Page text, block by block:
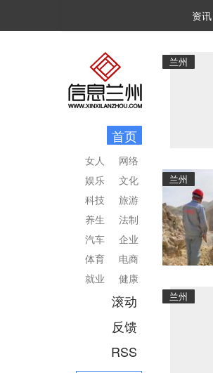
区县
资讯
首页
网络
文化
旅游
法制
企业
电商
健康
女人
娱乐
科技
养生
汽车
体育
就业
滚动
反馈
RSS
兰州
兰州
兰州